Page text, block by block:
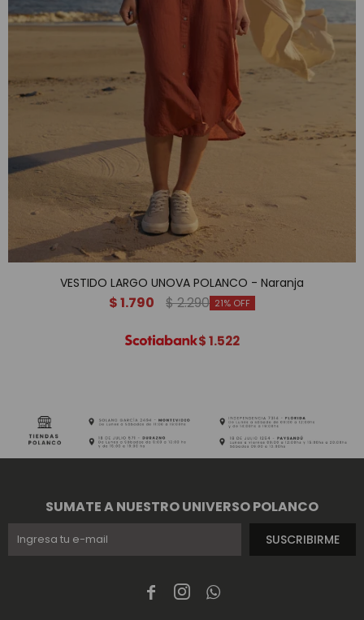
VESTIDO LARGO UNOVA POLANCO - Naranja
$1.790 $2.290 21
$1.522
  
SUMATE A NUESTRO UNIVERSO POLANCO
SUSCRIBIRME